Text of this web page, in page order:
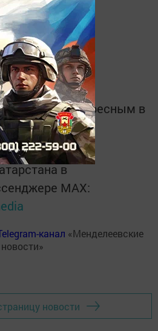
и интересным в
в
MАХ:
канал «Менделеевские
новости»
новости